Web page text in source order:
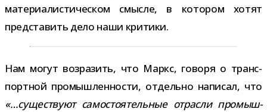
материалистическом смысле, в кото­ром хотят
пред­ста­вить дело наши критики.
Нам могут воз­ра­зить, что Маркс, говоря о транс­
порт­ной про­мыш­лен­но­сти, отдельно напи­сал, что
«…суще­ствуют само­сто­я­тель­ные отрасли про­мыш­